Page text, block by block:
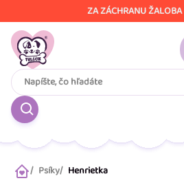
na
obsah
ZA ZÁCHRANU
DomovPsíky Henrietka